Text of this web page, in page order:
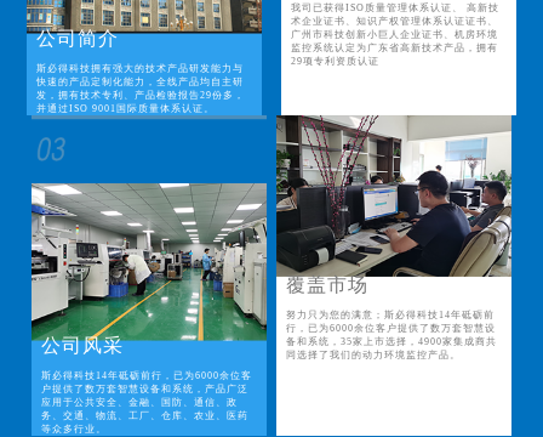
公司简介
斯必得科技拥有强大的技术产品研发能力与
快速的产品定制化能力，全线产品均自主研
发，拥有技术专利、产品检验报告29份多，
并通过ISO 9001国际质量体系认证。
我司已获得ISO质量管理体系认证、 高新技
术企业证书、知识产权管理体系认证证书、
广州市科技创新小巨人企业证书、机房环境
监控系统认定为广东省高新技术产品，拥有
29项专利资质认证
公司风采
斯必得科技14年砥砺前行，已为6000余位客
户提供了数万套智慧设备和系统，产品广泛
应用于公共安全、金融、国防、通信、政
务、交通、物流、工厂、仓库、农业、医药
等众多行业。
覆盖市场
努力只为您的满意；斯必得科技14年砥砺前
行，已为6000余位客户提供了数万套智慧设
备和系统，35家上市选择，4900家集成商共
同选择了我们的动力环境监控产品。